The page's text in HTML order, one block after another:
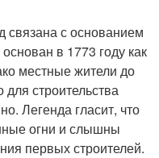
связана с основанием
в 1773 году как
местные жители до
строительства
Легенда гласит, что
огни и слышны
первых строителей.